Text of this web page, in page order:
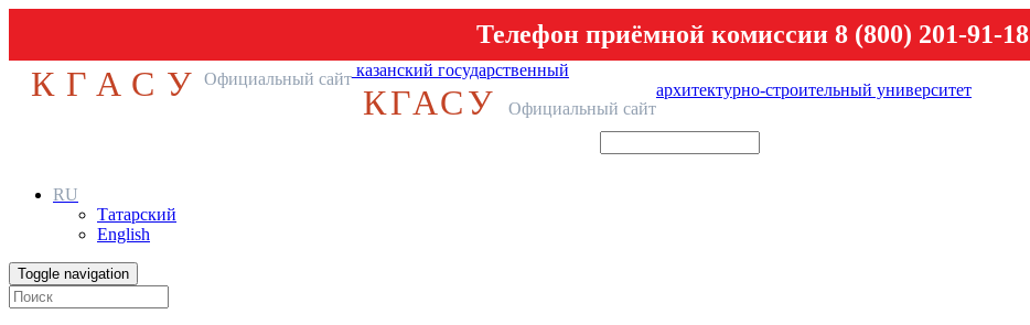
Телефон приёмной комиссии 8 (800) 201-91-18
КГАСУ Официальный сайт казанский государственный
архитектурно-строительный университет
КГАСУ Официальный сайт
RU
Татарский
English
Toggle navigation